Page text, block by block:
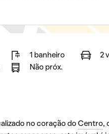
1 banheiro 2
Não próx.
no coração do Centro,